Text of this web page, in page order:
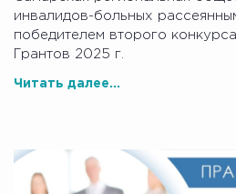
инвалидов-больных
победителем второго
Грантов 2025 г.
Читать далее...